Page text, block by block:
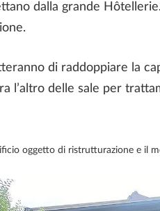
dalla grande
di raddoppiare la
l’altro delle sale per
oggetto di ristrutturazione e il